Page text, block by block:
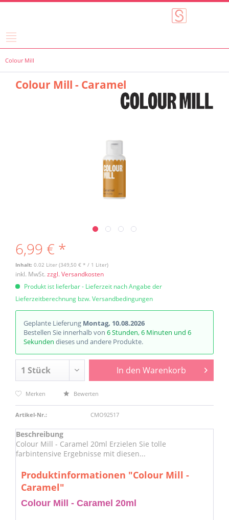
Colour Mill
Colour Mill - Caramel
6,99 € *
Inhalt: 0.02 Liter (349,50 € * / 1 Liter)
inkl. MwSt. zzgl. Versandkosten
Produkt ist lieferbar - Lieferzeit nach Angabe der
Lieferzeitberechnung bzw. Versandbedingungen
Geplante Lieferung Montag, 10.08.2026
Bestellen Sie innerhalb von 6 Stunden, 6 Minuten und 6
Sekunden dieses und andere Produkte.
In den Warenkorb
Merken Bewerten
Artikel-Nr.: CMO92517
Beschreibung
Colour Mill - Caramel 20ml Erzielen Sie tolle
farbintensive Ergebnisse mit diesen...
Produktinformationen "Colour Mill -
Caramel"
Colour Mill - Caramel 20ml